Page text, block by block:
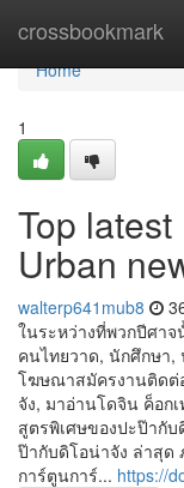
crossbookmark
Home
Home
1
Top
Urban
walterp641mub8
ในระหว่างที่พวกปีศา
คนไทยวาด, นักศึกษา,
โฆษณาสมัครงานติดต่
จัง, มาอ่านโดจิน ค็อก
สูตรพิเศษของปะป๊ากั
ป๊ากับดิโอน่าจัง ล่าสุ
การ์ตูนการ์... https://